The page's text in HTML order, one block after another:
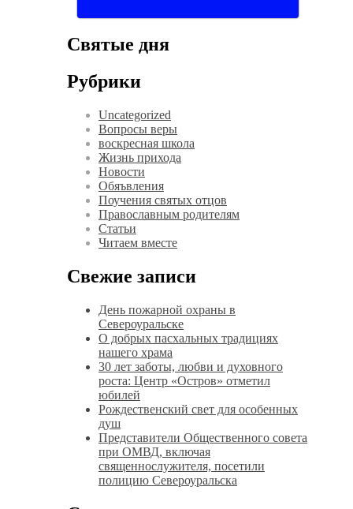
Святые дня
Рубрики
Uncategorized
Вопросы веры
воскресная школа
Жизнь прихода
Новости
Обяъвления
Поучения святых отцов
Православным родителям
Статьи
Читаем вместе
Свежие записи
День пожарной охраны в
Североуральске
О добрых пасхальных традициях
нашего храма
30 лет заботы, любви и духовного
роста: Центр «Остров» отметил
юбилей
Рождественский свет для особенных
душ
Представители Общественного совета
при ОМВД, включая
священнослужителя, посетили
полицию Североуральска